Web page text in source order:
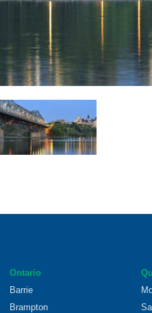
Ontario
Barrie
Brampton